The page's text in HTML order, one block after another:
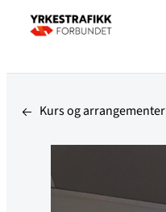
Kurs og arrangementer